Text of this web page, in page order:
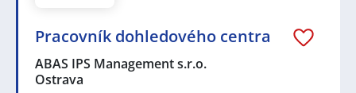
Pracovník dohledového centra
ABAS IPS Management s.r.o.
Ostrava